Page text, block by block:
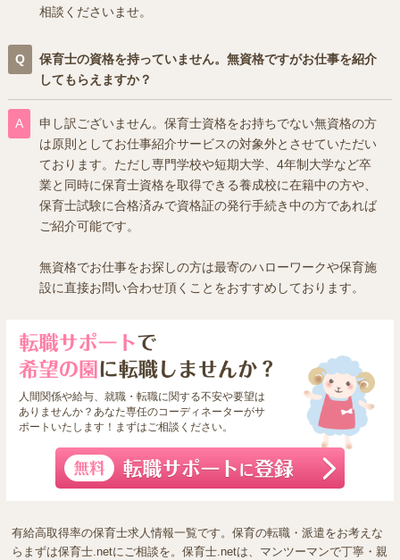
相談くださいませ。
保育士の資格を持っていません。無資格ですがお仕事を紹介
してもらえますか？
申し訳ございません。保育士資格をお持ちでない無資格の方
は原則としてお仕事紹介サービスの対象外とさせていただい
ております。ただし専門学校や短期大学、4年制大学など卒
業と同時に保育士資格を取得できる養成校に在籍中の方や、
保育士試験に合格済みで資格証の発行手続き中の方であれば
ご紹介可能です。
無資格でお仕事をお探しの方は最寄のハローワークや保育施
設に直接お問い合わせ頂くことをおすすめしております。
人間関係や給与、就職・転職に関する不安や要望は
ありませんか？あなた専任のコーディネーターがサ
ポートいたします！まずはご相談ください。
有給高取得率の保育士求人情報一覧です。保育の転職・派遣をお考えな
らまずは保育士.netにご相談を。保育士.netは、マンツーマンで丁寧・親